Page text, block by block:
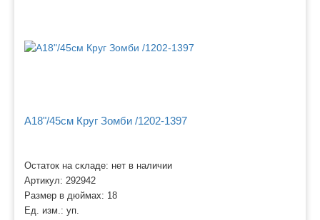
A18"/45см Круг Зомби /1202-1397
Остаток на складе: нет в наличии
Артикул: 292942
Размер в дюймах: 18
Ед. изм.: уп.